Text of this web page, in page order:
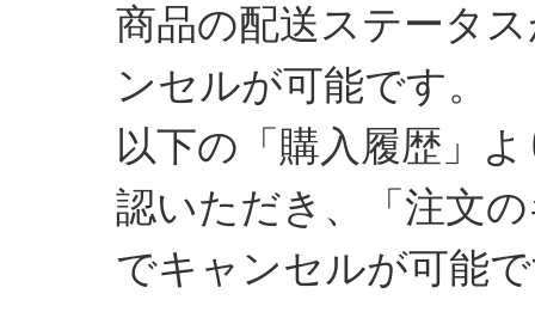
商品の配送ステータ
ンセルが可能です。
以下の「購入履歴」
認いただき、「注文
でキャンセルが可能